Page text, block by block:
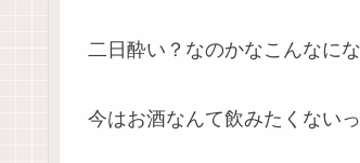
二日酔い？なのかなこんなに
今はお酒なんて飲みたくない